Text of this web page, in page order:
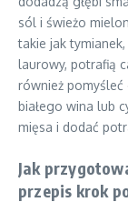
sól i świeżo
takie jak
laurowy, potrafią
również pomyśleć
białego wina lub
mięsa i dodać
Jak
przepis krok